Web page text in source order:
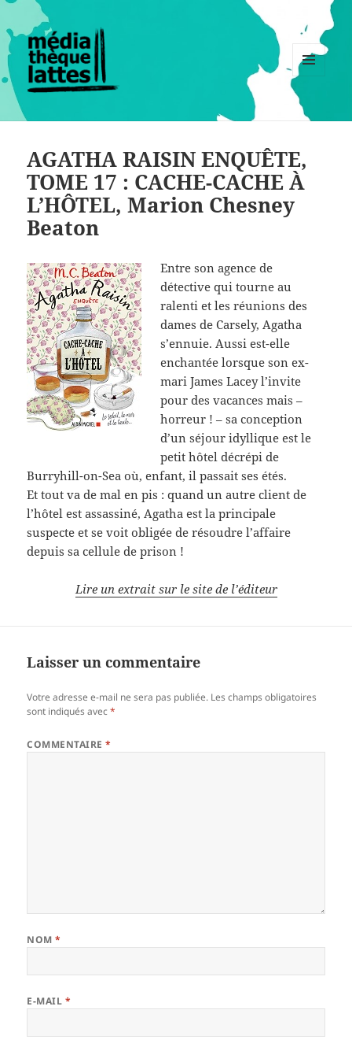
MENU
WIDGETS
AGATHA RAISIN ENQUÊTE,
TOME 17 : CACHE-CACHE À
L’HÔTEL, Marion Chesney
Beaton
Entre son agence de
détective qui tourne au
ralenti et les réunions des
dames de Carsely, Agatha
s’ennuie. Aussi est-elle
enchantée lorsque son ex-
mari James Lacey l’invite
pour des vacances mais –
horreur ! – sa conception
d’un séjour idyllique est le
petit hôtel décrépi de
Burryhill-on-Sea où, enfant, il passait ses étés.
Et tout va de mal en pis : quand un autre client de
l’hôtel est assassiné, Agatha est la principale
suspecte et se voit obligée de résoudre l’affaire
depuis sa cellule de prison !
Lire un extrait sur le site de l’éditeur
Laisser un commentaire
Votre adresse e-mail ne sera pas publiée. Les champs obligatoires
sont indiqués avec*
COMMENTAIRE*
NOM*
E-MAIL *